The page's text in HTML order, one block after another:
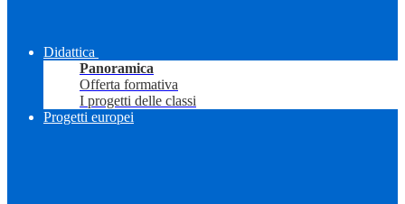
Didattica
Panoramica
Offerta formativa
I progetti delle classi
Progetti europei